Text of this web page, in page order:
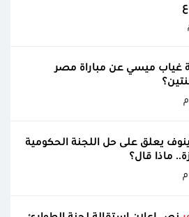
غياب ميسي عن مباراة مصر
يعلق على حل اللجنة الحكومية
ماذا قال؟